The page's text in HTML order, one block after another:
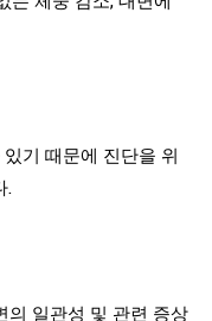
기 때문에 진단을 위
.
의 일관성 및 관련 증상